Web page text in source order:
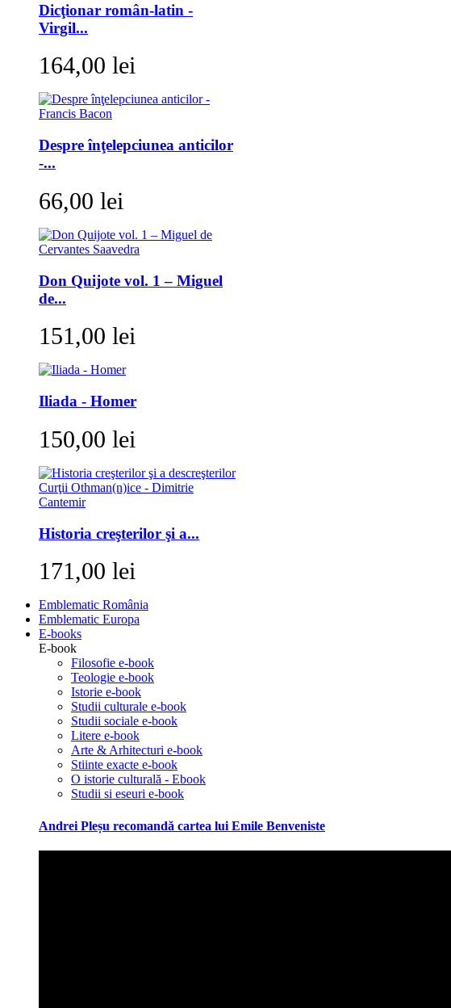
Dicţionar român-latin -
Virgil...
164,00 lei
Despre înţelepciunea anticilor
-...
66,00 lei
Don Quijote vol. 1 – Miguel
de...
151,00 lei
Iliada - Homer
150,00 lei
Historia creşterilor şi a...
171,00 lei
Emblematic România
Emblematic Europa
E-books
E-book
Filosofie e-book
Teologie e-book
Istorie e-book
Studii culturale e-book
Studii sociale e-book
Litere e-book
Arte & Arhitecturi e-book
Stiinte exacte e-book
O istorie culturală - Ebook
Studii si eseuri e-book
Andrei Pleșu recomandă cartea lui Emile Benveniste